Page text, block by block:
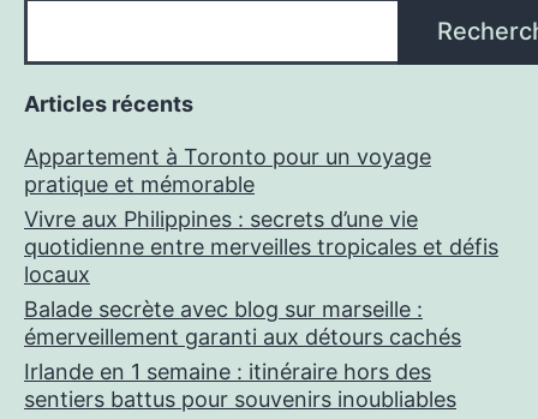
Articles récents
Appartement à Toronto pour un voyage
pratique et mémorable
Vivre aux Philippines : secrets d’une vie
quotidienne entre merveilles tropicales et défis
locaux
Balade secrète avec blog sur marseille :
émerveillement garanti aux détours cachés
Irlande en 1 semaine : itinéraire hors des
sentiers battus pour souvenirs inoubliables